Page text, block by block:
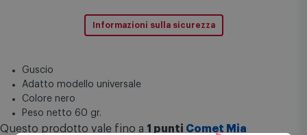
Informazioni sulla sicurezza
Guscio
Adatto modello universale
Colore nero
Peso netto 60 gr.
Questo prodotto vale fino a 1 punti Comet Mia